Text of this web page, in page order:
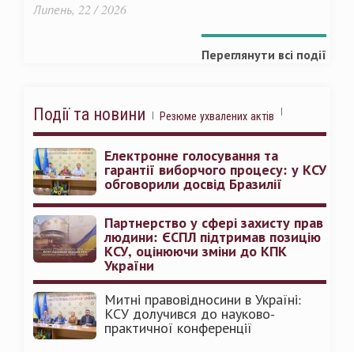
Липень, 22 / 2026
Переглянути всі події
Події та новини Резюме ухвалених актів
Електронне голосування та
гарантії виборчого процесу: у КСУ
обговорили досвід Бразилії
Партнерство у сфері захисту прав
людини: ЄСПЛ підтримав позицію
КСУ, оцінюючи зміни до КПК
України
Митні правовідносини в Україні:
КСУ долучився до науково-
практичної конференції